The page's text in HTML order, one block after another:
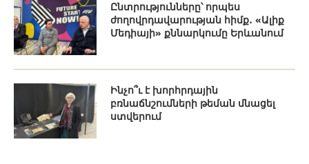
Ընտրությունները՝ որպես
ժողովրդավարության հիմք․ «Ալիք
Մեդիայի» քննարկումը Երևանում
Ինչո՞ւ է խորհրդային
բռնաճնշումների թեման մնացել
ստվերում